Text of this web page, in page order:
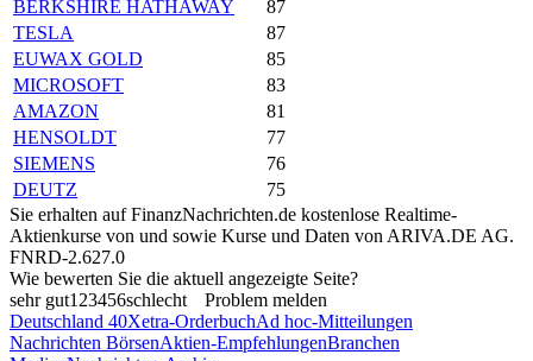
BERKSHIRE HATHAWAY
87
TESLA
87
EUWAX GOLD
85
MICROSOFT
83
AMAZON
81
HENSOLDT
77
SIEMENS
76
DEUTZ
75
Sie erhalten auf FinanzNachrichten.de kostenlose Realtime-
Aktienkurse von und sowie Kurse und Daten von ARIVA.DE AG.
FNRD-2.627.0
Wie bewerten Sie die aktuell angezeigte Seite?
sehr gut1 23456schlecht
Problem melden
Deutschland 40Xetra-OrderbuchAd hoc-Mitteilungen
Nachrichten BörsenAktien-EmpfehlungenBranchen